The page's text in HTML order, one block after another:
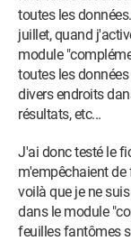
toutes les
juillet, quand
module
toutes les
divers endroits
résultats, etc...
J'ai donc testé le
m'empêchaient
voilà que je ne
dans le module
feuilles fantômes